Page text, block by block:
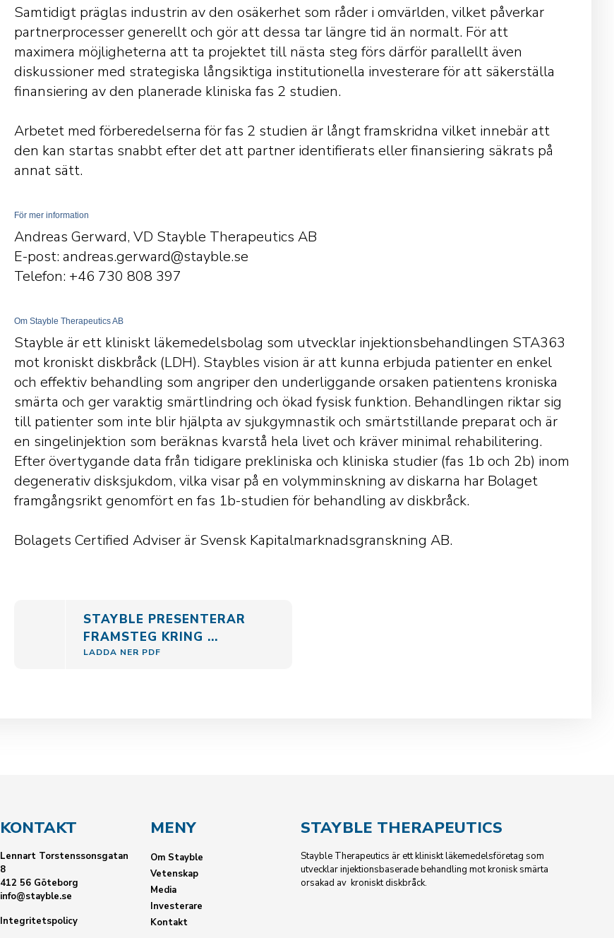
Samtidigt präglas industrin av den osäkerhet som råder i omvärlden, vilket påverkar
partnerprocesser generellt och gör att dessa tar längre tid än normalt. För att
maximera möjligheterna att ta projektet till nästa steg förs därför parallellt även
diskussioner med strategiska långsiktiga institutionella investerare för att säkerställa
finansiering av den planerade kliniska fas 2 studien.
Arbetet med förberedelserna för fas 2 studien är långt framskridna vilket innebär att
den kan startas snabbt efter det att partner identifierats eller finansiering säkrats på
annat sätt.
För mer information
Andreas Gerward, VD Stayble Therapeutics AB
E-post: andreas.gerward@stayble.se
Telefon: +46 730 808 397
Om Stayble Therapeutics AB
Stayble är ett kliniskt läkemedelsbolag som utvecklar injektionsbehandlingen STA363
mot kroniskt diskbråck (LDH). Staybles vision är att kunna erbjuda patienter en enkel
och effektiv behandling som angriper den underliggande orsaken patientens kroniska
smärta och ger varaktig smärtlindring och ökad fysisk funktion. Behandlingen riktar sig
till patienter som inte blir hjälpta av sjukgymnastik och smärtstillande preparat och är
en singelinjektion som beräknas kvarstå hela livet och kräver minimal rehabilitering.
Efter övertygande data från tidigare prekliniska och kliniska studier (fas 1b och 2b) inom
degenerativ disksjukdom, vilka visar på en volymminskning av diskarna har Bolaget
framgångsrikt genomfört en fas 1b-studien för behandling av diskbråck.
Bolagets Certified Adviser är Svensk Kapitalmarknadsgranskning AB.
STAYBLE PRESENTERAR
FRAMSTEG KRING ...
LADDA NER PDF
KONTAKT
Lennart Torstenssonsgatan
8
412 56 Göteborg
info@stayble.se
Integritetspolicy
MENY
Om Stayble
Vetenskap
Media
Investerare
Kontakt
STAYBLE THERAPEUTICS
Stayble Therapeutics är ett kliniskt läkemedelsföretag som
utvecklar injektionsbaserade behandling mot kronisk smärta
orsakad av kroniskt diskbråck.